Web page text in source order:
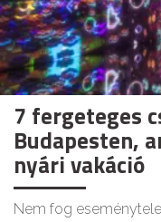
7 fergeteges
Budapesten,
nyári vakáció
Nem fog